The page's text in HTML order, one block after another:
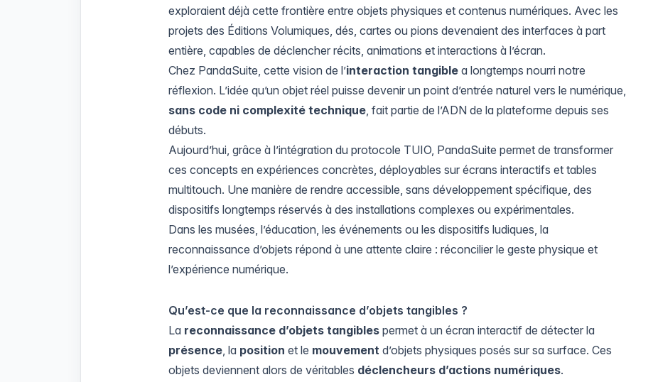
exploraient déjà cette frontière entre objets physiques et contenus numériques. Avec les
projets des Éditions Volumiques, dés, cartes ou pions devenaient des interfaces à part
entière, capables de déclencher récits, animations et interactions à l’écran.
Chez PandaSuite, cette vision de l’interaction tangible a longtemps nourri notre
réflexion. L’idée qu’un objet réel puisse devenir un point d’entrée naturel vers le numérique,
sans code ni complexité technique, fait partie de l’ADN de la plateforme depuis ses
débuts.
Aujourd’hui, grâce à l’intégration du protocole TUIO, PandaSuite permet de transformer
ces concepts en expériences concrètes, déployables sur écrans interactifs et tables
multitouch. Une manière de rendre accessible, sans développement spécifique, des
dispositifs longtemps réservés à des installations complexes ou expérimentales.
Dans les musées, l’éducation, les événements ou les dispositifs ludiques, la
reconnaissance d’objets répond à une attente claire : réconcilier le geste physique et
l’expérience numérique.
Qu’est-ce que la reconnaissance d’objets tangibles ?
La reconnaissance d’objets tangibles permet à un écran interactif de détecter la
présence, la position et le mouvement d’objets physiques posés sur sa surface. Ces
objets deviennent alors de véritables déclencheurs d’actions numériques.